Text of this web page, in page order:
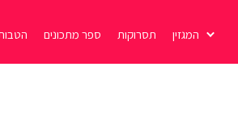
המגזין תסרוקות ספר מתכונים